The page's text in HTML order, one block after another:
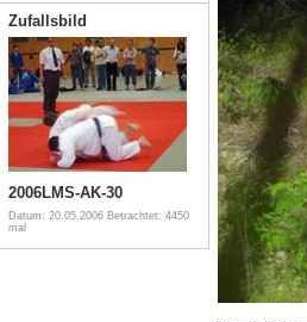
Zufallsbild
2006LMS-AK-30
Datum: 20.05.2006 Betrachtet: 4450
mal